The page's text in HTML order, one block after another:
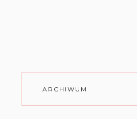
ARCHIWUM